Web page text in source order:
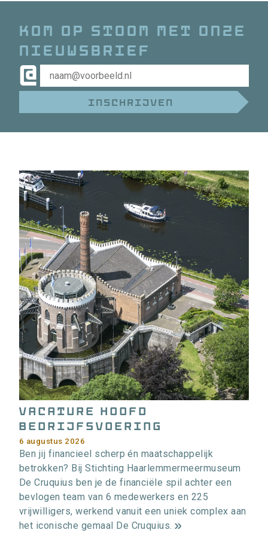
Kom op stoom met onze
nieuwsbrief
@
Vacature Hoofd
bedrijfsvoering
6 augustus 2026
Ben jij financieel scherp én maatschappelijk
betrokken? Bij Stichting Haarlemmermeermuseum
De Cruquius ben je de financiële spil achter een
bevlogen team van 6 medewerkers en 225
vrijwilligers, werkend vanuit een uniek complex aan
het iconische gemaal De Cruquius.